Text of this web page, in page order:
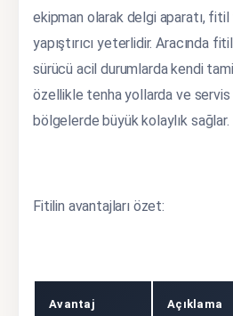
ekipman olarak delgi aparatı,
yapıştırıcı yeterlidir. Aracında
sürücü acil durumlarda kendi
özellikle tenha yollarda ve servis
bölgelerde büyük kolaylık sağlar.
Fitilin avantajları özet:
Avantaj Açıklama